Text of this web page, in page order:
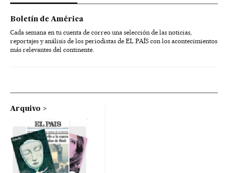
Boletín de América
Cada semana en tu cuenta de correo una selección de las noticias,
reportajes y análisis de los periodistas de EL PAÍS con los acontecimientos
más relevantes del continente.
Arquivo